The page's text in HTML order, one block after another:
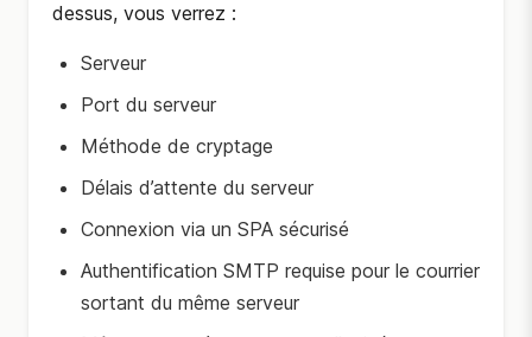
dessus, vous verrez :
Serveur
Port du serveur
Méthode de cryptage
Délais d’attente du serveur
Connexion via un SPA sécurisé
Authentification SMTP requise pour le courrier
sortant du même serveur